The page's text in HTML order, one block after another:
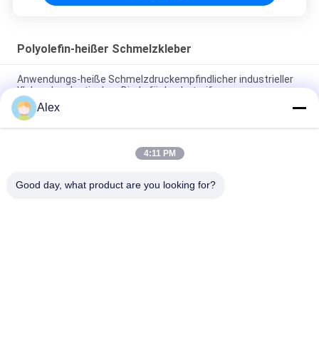
Polyolefin-heißer Schmelzkleber
Anwendungs-heiße Schmelzdruckempfindlicher industrieller
Kleber der elastischen Binde für Lochstreifen
Guter alternder Leistungs-heißer Schmelze-PSA-Kleber,
selbsthaftendes Kreppband-Druck aktivierte Kleber
Hohes Altern-beständiger gelber transparenter heißer
Alex
4:11 PM
Good day, what product are you looking for?